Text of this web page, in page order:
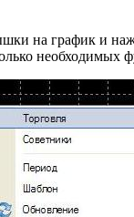
на график и